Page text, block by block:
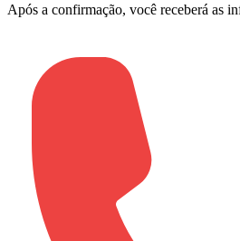
Após a confirmação, você receberá as